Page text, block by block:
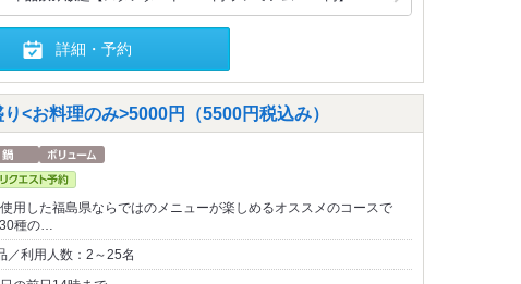
詳細・予約
<お料理のみ>5000円（5500円税込み）
用した福島県ならではのメニューが楽しめるオススメのコースで
種の…
／利用人数：2～25名